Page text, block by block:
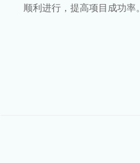
顺利进行，提高项目成功率。